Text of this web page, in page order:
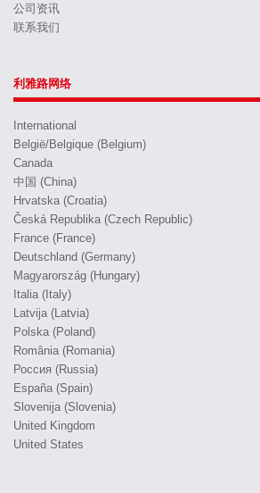
公司资讯
联系我们
利雅路网络
International
België/Belgique (Belgium)
Canada
中国 (China)
Hrvatska (Croatia)
Česká Republika (Czech Republic)
France (France)
Deutschland (Germany)
Magyarország (Hungary)
Italia (Italy)
Latvija (Latvia)
Polska (Poland)
România (Romania)
Россия (Russia)
España (Spain)
Slovenija (Slovenia)
United Kingdom
United States